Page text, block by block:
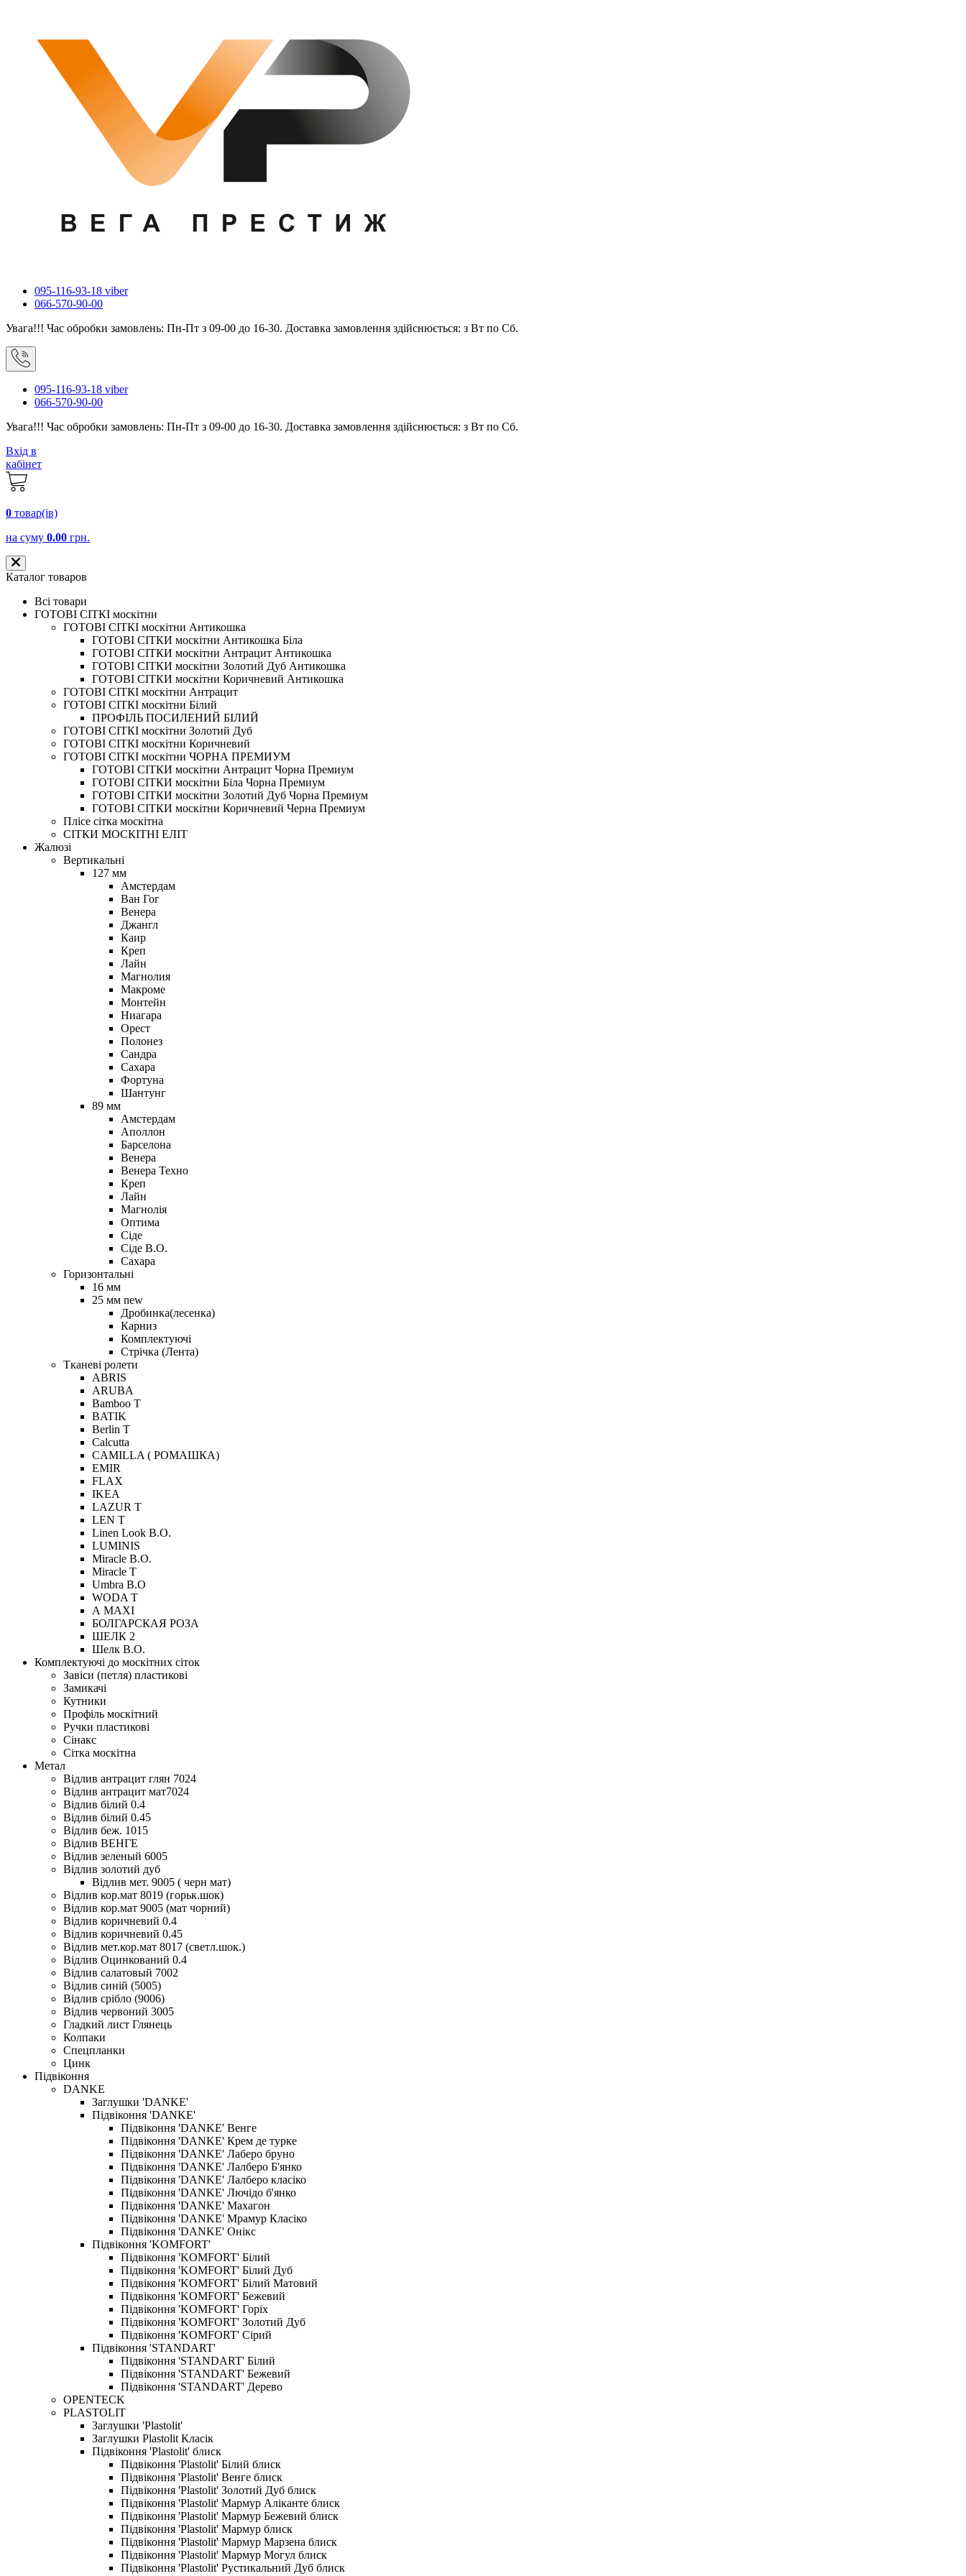
095-116-93-18 viber
066-570-90-00
Увага!!! Час обробки замовлень: Пн-Пт з 09-00 до 16-30. Доставка замовлення здійснюється: з Вт по Сб.
095-116-93-18 viber
066-570-90-00
Увага!!! Час обробки замовлень: Пн-Пт з 09-00 до 16-30. Доставка замовлення здійснюється: з Вт по Сб.
Вхід в
кабінет
0 товар(ів)
на суму 0.00 грн.
Каталог товаров
Всі товари
ГОТОВІ СІТКІ москітни
ГОТОВІ СІТКІ москітни Антикошка
ГОТОВІ СІТКИ москітни Антикошка Біла
ГОТОВІ СІТКИ москітни Антрацит Антикошка
ГОТОВІ СІТКИ москітни Золотий Дуб Антикошка
ГОТОВІ СІТКИ москітни Коричневий Антикошка
ГОТОВІ СІТКІ москітни Антрацит
ГОТОВІ СІТКІ москітни Білий
ПРОФІЛЬ ПОСИЛЕНИЙ БІЛИЙ
ГОТОВІ СІТКІ москітни Золотий Дуб
ГОТОВІ СІТКІ москітни Коричневий
ГОТОВІ СІТКІ москітни ЧОРНА ПРЕМИУМ
ГОТОВІ СІТКИ москітни Антрацит Чорна Премиум
ГОТОВІ СІТКИ москітни Біла Чорна Премиум
ГОТОВІ СІТКИ москітни Золотий Дуб Чорна Премиум
ГОТОВІ СІТКИ москітни Коричневий Черна Премиум
Плісе сітка москітна
СІТКИ МОСКІТНІ ЕЛІТ
Жалюзі
Вертикальні
127 мм
Амстердам
Ван Гог
Венера
Джангл
Каир
Креп
Лайн
Магнолия
Макроме
Монтейн
Ниагара
Орест
Полонез
Сандра
Сахара
Фортуна
Шантунг
89 мм
Амстердам
Аполлон
Барселона
Венера
Венера Техно
Креп
Лайн
Магнолія
Оптима
Сіде
Сіде В.О.
Сахара
Горизонтальні
16 мм
25 мм new
Дробинка(лесенка)
Карниз
Комплектуючі
Стрічка (Лента)
Тканеві ролети
ABRIS
ARUBA
Bamboo T
BATIK
Berlin Т
Calcutta
CAMILLA ( РОМАШКА)
EMIR
FLAX
IKEA
LAZUR T
LEN T
Linen Look B.O.
LUMINIS
Miracle B.O.
Miracle Т
Umbra B.O
WODA T
А MAXI
БОЛГАРСКАЯ РОЗА
ШЕЛК 2
Шелк В.О.
Комплектуючі до москітних сіток
Завіси (петля) пластикові
Замикачі
Кутники
Профіль москітний
Ручки пластикові
Сінакс
Сітка москітна
Метал
Відлив антрацит глян 7024
Відлив антрацит мат7024
Відлив білий 0.4
Відлив білий 0.45
Відлив беж. 1015
Відлив ВЕНГЕ
Відлив зеленый 6005
Відлив золотий дуб
Відлив мет. 9005 ( черн мат)
Відлив кор.мат 8019 (горьк.шок)
Відлив кор.мат 9005 (мат чорний)
Відлив коричневий 0.4
Відлив коричневий 0.45
Відлив мет.кор.мат 8017 (светл.шок.)
Відлив Оцинкований 0.4
Відлив салатовый 7002
Відлив синій (5005)
Відлив срібло (9006)
Відлив червоний 3005
Гладкий лист Глянець
Колпаки
Спецпланки
Цинк
Підвіконня
DANKE
Заглушки 'DANKE'
Підвіконня 'DANKE'
Підвіконня 'DANKE' Венге
Підвіконня 'DANKE' Крем де турке
Підвіконня 'DANKE' Лаберо бруно
Підвіконня 'DANKE' Лалберо Б'янко
Підвіконня 'DANKE' Лалберо класіко
Підвіконня 'DANKE' Лючідо б'янко
Підвіконня 'DANKE' Махагон
Підвіконня 'DANKE' Мрамур Класіко
Підвіконня 'DANKE' Онікс
Підвіконня 'KOMFORT'
Підвіконня 'KOMFORT' Білий
Підвіконня 'KOMFORT' Білий Дуб
Підвіконня 'KOMFORT' Білий Матовий
Підвіконня 'KOMFORT' Бежевий
Підвіконня 'KOMFORT' Горіх
Підвіконня 'KOMFORT' Золотий Дуб
Підвіконня 'KOMFORT' Сірий
Підвіконня 'STANDART'
Підвіконня 'STANDART' Білий
Підвіконня 'STANDART' Бежевий
Підвіконня 'STANDART' Дерево
OPENTECK
PLASTOLIT
Заглушки 'Plastolit'
Заглушки Plastolit Класік
Підвіконня 'Plastolit' блиск
Підвіконня 'Plastolit' Білий блиск
Підвіконня 'Plastolit' Венге блиск
Підвіконня 'Plastolit' Золотий Дуб блиск
Підвіконня 'Plastolit' Мармур Аліканте блиск
Підвіконня 'Plastolit' Мармур Бежевий блиск
Підвіконня 'Plastolit' Мармур блиск
Підвіконня 'Plastolit' Мармур Марзена блиск
Підвіконня 'Plastolit' Мармур Могул блиск
Підвіконня 'Plastolit' Рустикальний Дуб блиск